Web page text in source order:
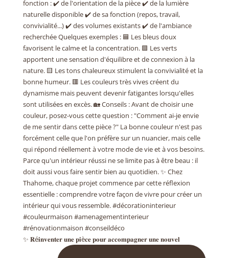
✨ 𝐑é𝐢𝐧𝐯𝐞𝐧𝐭𝐞𝐫 𝐮𝐧𝐞 𝐩𝐢è𝐜𝐞 𝐩𝐨𝐮𝐫 𝐚𝐜𝐜𝐨𝐦𝐩𝐚𝐠𝐧𝐞𝐫 𝐮𝐧𝐞 𝐧𝐨𝐮𝐯𝐞𝐥